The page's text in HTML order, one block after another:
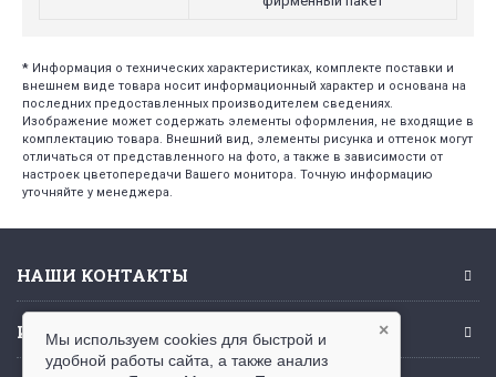
* Информация о технических характеристиках, комплекте поставки и
внешнем виде товара носит информационный характер и основана на
последних предоставленных производителем сведениях.
Изображение может содержать элементы оформления, не входящие в
комплектацию товара. Внешний вид, элементы рисунка и оттенок могут
отличаться от представленного на фото, а также в зависимости от
настроек цветопередачи Вашего монитора. Точную информацию
уточняйте у менеджера.
НАШИ КОНТАКТЫ
ИНФОРМАЦИЯ ×
Мы используем cookies для быстрой и
удобной работы сайта, а также анализ